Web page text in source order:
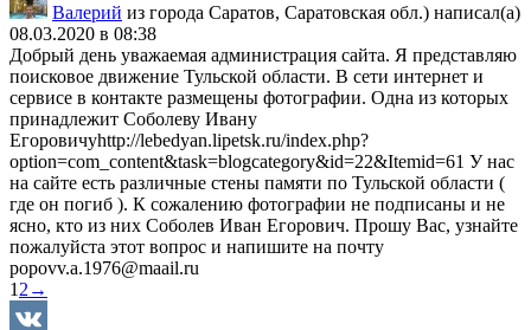
Валерий из города Саратов, Саратовская обл.) написал(а)
08.03.2020 в 08:38
Добрый день уважаемая администрация сайта. Я представляю
поисковое движение Тульской области. В сети интернет и
сервисе в контакте размещены фотографии. Одна из которых
принадлежит Соболеву Ивану
Егоровичуhttp://lebedyan.lipetsk.ru/index.php?
option=com_content&task=blogcategory&id=22&Itemid=61 У нас
на сайте есть различные стены памяти по Тульской области (
где он погиб ). К сожалению фотографии не подписаны и не
ясно, кто из них Соболев Иван Егорович. Прошу Вас, узнайте
пожалуйста этот вопрос и напишите на почту
popovv.a.1976@maail.ru
Навигация
по
1 2 →